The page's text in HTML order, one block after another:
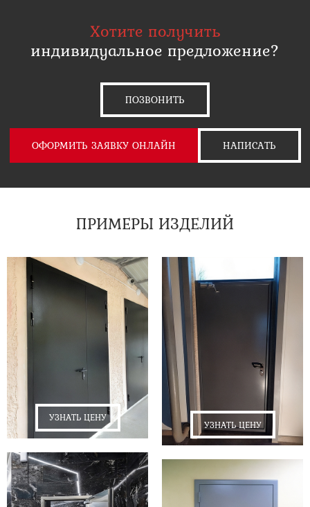
Хотите получить
индивидуальное предложение?
ПОЗВОНИТЬ
ОФОРМИТЬ ЗАЯВКУ ОНЛАЙН НАПИСАТЬ
ПРИМЕРЫ ИЗДЕЛИЙ
УЗНАТЬ ЦЕНУ
УЗНАТЬ ЦЕНУ